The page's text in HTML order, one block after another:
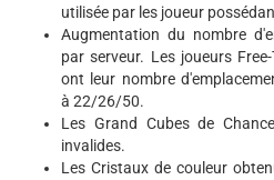
utilisée par les joueur
Augmentation du nombre
par serveur. Les joueurs
ont leur nombre
à 22/26/50.
Les Grand Cubes de
invalides.
Les Cristaux de couleur